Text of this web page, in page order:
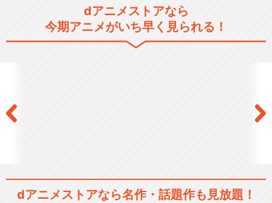
凪のあすから
dアニメストアなら
今期アニメがいち早く見られる！
dアニメストアなら名作・話題作も見放題！